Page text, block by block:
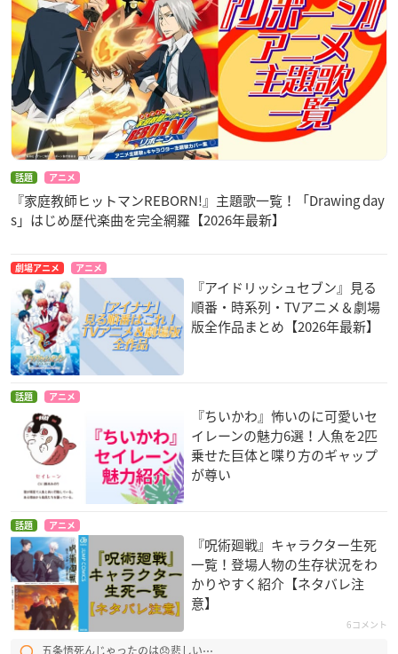
話題 アニメ
『家庭教師ヒットマンREBORN!』主題歌一覧！「Drawing day
s」はじめ歴代楽曲を完全網羅【2026年最新】
劇場アニメ アニメ
『アイドリッシュセブン』見る
順番・時系列・TVアニメ＆劇場
版全作品まとめ【2026年最新】
話題 アニメ
『ちいかわ』怖いのに可愛いセ
イレーンの魅力6選！人魚を2匹
乗せた巨体と喋り方のギャップ
が尊い
話題 アニメ
『呪術廻戦』キャラクター生死
一覧！登場人物の生存状況をわ
かりやすく紹介【ネタバレ注
意】
6コメント